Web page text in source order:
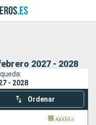
2027 - 2028
- 2028
Ordenar